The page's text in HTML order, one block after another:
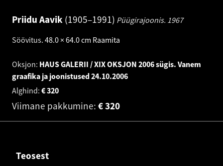
Priidu Aavik 1905–1991 Püügirajoonis. 1967
Söövitus. 48.0 × 64.0 cm Raamita
Oksjon: HAUS GALERII / XIX OKSJON 2006 sügis. Vanem
graafika ja joonistused24.10.2006
Alghind:
320
€
Viimane pakkumine: 320
€
Teosest